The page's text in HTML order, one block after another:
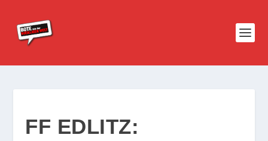
FF EDLITZ: